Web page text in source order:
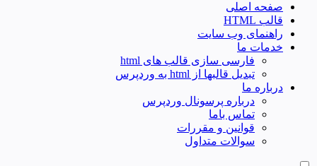
صفحه اصلی
قالب HTML
راهنمای وب سایت
خدمات ما
فارسی سازی قالب های html
تبدیل قالبها از html به وردپرس
درباره ما
درباره پرسونال وردپرس
تماس باما
قوانین و مقررات
سوالات متداول